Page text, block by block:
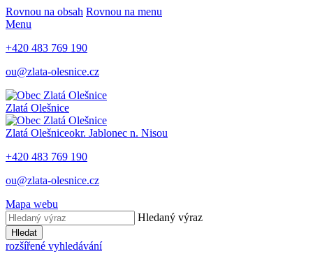
Rovnou na obsah Rovnou na menu
Menu
+420 483 769 190
ou@zlata-olesnice.cz
Zlatá Olešnice
Zlatá Olešniceokr. Jablonec n. Nisou
+420 483 769 190
ou@zlata-olesnice.cz
Mapa webu
Hledaný výraz
Hledat
rozšířené vyhledávání